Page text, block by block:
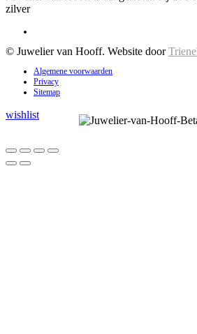
zilver
© Juwelier van Hooff. Website door
Algemene voorwaarden
Privacy
Sitemap
wishlist